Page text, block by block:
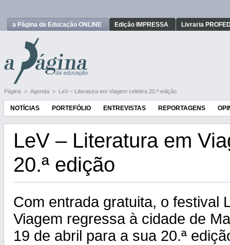
a Página da Educação ONLINE Edição IMPRESSA Livraria
Página > Agenda > LeV – Literatura em Viagem celebra 20.ª edição
NOTÍCIAS PORTEFÓLIO ENTREVISTAS REPORTAGENS
LeV – Literatura em
20.ª edição
Com entrada gratuita, o festival
Viagem regressa à cidade de
19 de abril para a sua 20.ª